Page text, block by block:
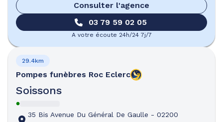
Consulter l'agence
03 79 59 02 05
A votre écoute 24h/24 7j/7
Pompes funèbres Roc Eclerc
Soissons
29.4km
35 Bis Avenue Du Général De Gaulle - 02200